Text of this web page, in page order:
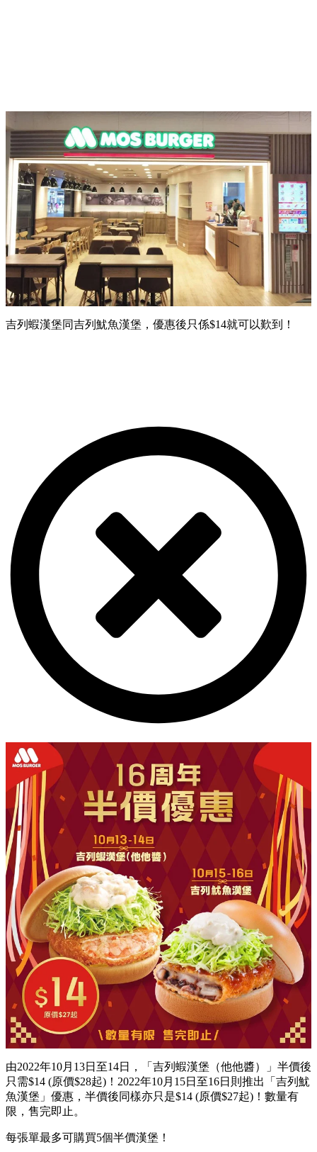
吉列蝦漢堡同吉列魷魚漢堡，優惠後只係$14就可以歎到！
由2022年10月13日至14日，「吉列蝦漢堡（他他醬）」半價後
只需$14 (原價$28起)！2022年10月15日至16日則推出「吉列魷
魚漢堡」優惠，半價後同樣亦只是$14 (原價$27起)！數量有
限，售完即止。
每張單最多可購買5個半價漢堡！